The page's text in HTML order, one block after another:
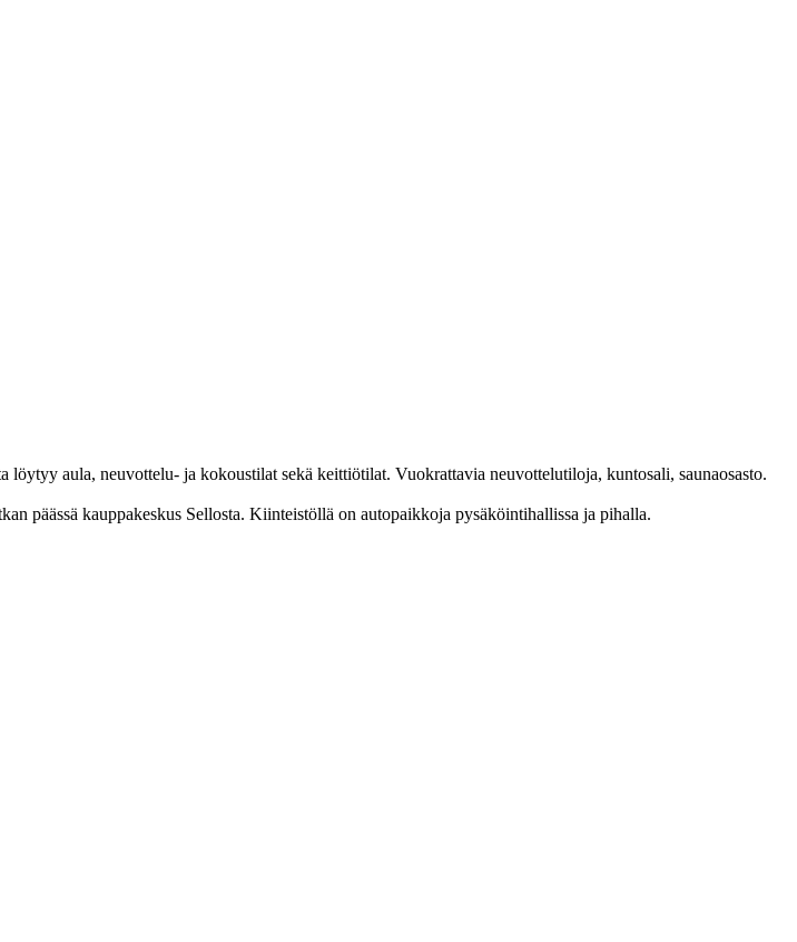
aula, neuvottelu- ja kokoustilat sekä keittiötilat. Vuokrattavia neuvottelutiloja, kuntosali, saunaosasto.
päässä kauppakeskus Sellosta. Kiinteistöllä on autopaikkoja pysäköintihallissa ja pihalla.